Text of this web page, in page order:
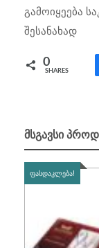
გამოიყეება
შესანახად
0
SHARES
ᲛᲡᲒᲐᲕᲡᲘ
ᲤᲐᲡᲓᲐᲙᲚᲔᲑᲐ!